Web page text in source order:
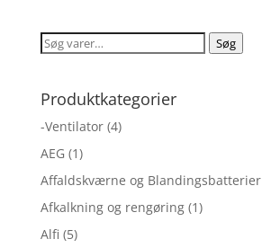
Søg
Søg
Produktkategorier
-Ventilator (4)
AEG (1)
Affaldskværne og Blandingsbatterier
Afkalkning og rengøring (1)
Alfi (5)